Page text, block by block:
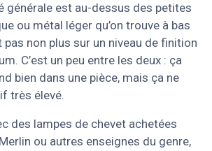
générale est au-dessus des petites
ou métal léger qu’on trouve à bas
pas non plus sur un niveau de finition
C’est un peu entre les deux : ça
bien dans une pièce, mais ça ne
très élevé.
des lampes de chevet achetées
ou autres enseignes du genre,